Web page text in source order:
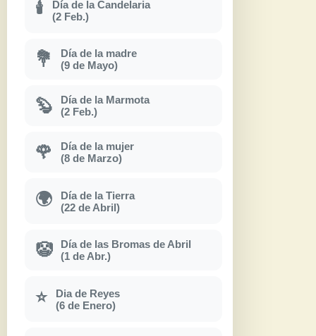
🕯
Día de la Candelaria
(2 Feb.)
💐
Día de la madre
(9 de Mayo)
🦫
Día de la Marmota
(2 Feb.)
🌹
Día de la mujer
(8 de Marzo)
🌍
Día de la Tierra
(22 de Abril)
🤡
Día de las Bromas de Abril
(1 de Abr.)
⭐
Dia de Reyes
(6 de Enero)